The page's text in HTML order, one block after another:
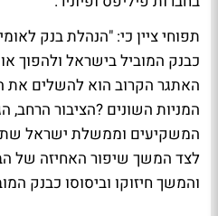
תפוחי ציין כי: "הנהלת בנק
כבנק המוביל בישראל ולהפוך
האתגר הקרוב הוא להשלים את
המניות השונים ?הציבור הרחב,
המשקיעים וממשלת ישראל
לצד המשך שיפור האחיזה של
והמשך חיזוקו וביסוסו כבנק